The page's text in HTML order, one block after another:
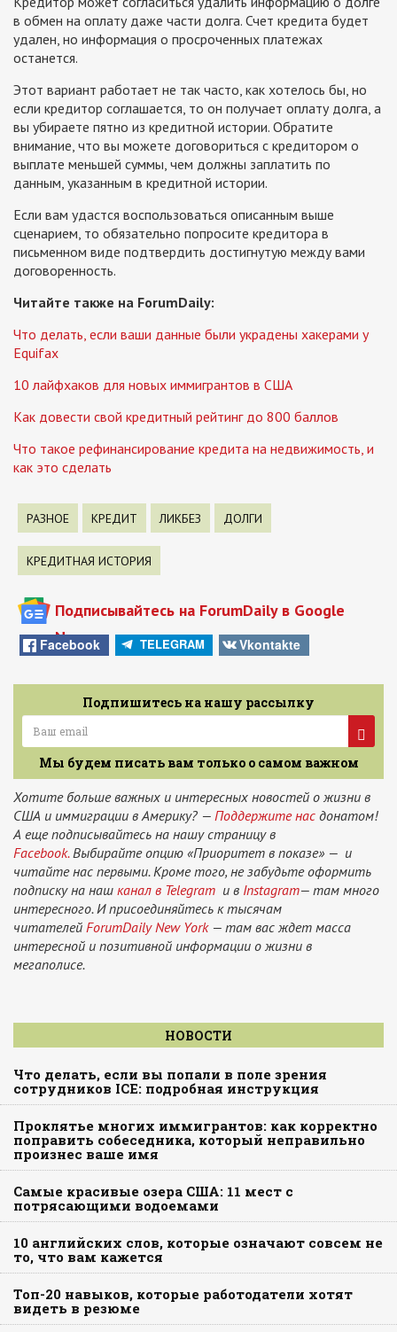
в обмен на оплату даже части долга. Счет кредита будет
удален, но информация о просроченных платежах
останется.
Этот вариант работает не так часто, как хотелось бы, но
если кредитор соглашается, то он получает оплату долга, а
вы убираете пятно из кредитной истории. Обратите
внимание, что вы можете договориться с кредитором о
выплате меньшей суммы, чем должны заплатить по
данным, указанным в кредитной истории.
Если вам удастся воспользоваться описанным выше
сценарием, то обязательно попросите кредитора в
письменном виде подтвердить достигнутую между вами
договоренность.
Читайте также на ForumDaily:
Что делать, если ваши данные были украдены хакерами у
Equifax
10 лайфхаков для новых иммигрантов в США
Как довести свой кредитный рейтинг до 800 баллов
Что такое рефинансирование кредита на недвижимость, и
как это сделать
РАЗНОЕ КРЕДИТ ЛИКБЕЗ ДОЛГИ
КРЕДИТНАЯ ИСТОРИЯ
Подписывайтесь на ForumDaily в Google
News
Facebook TELEGRAM Vkontakte
Подпишитесь на нашу рассылку
Мы будем писать вам только о самом важном
Хотите больше важных и интересных новостей о жизни в
США и иммиграции в Америку? — Поддержите нас донатом!
А еще подписывайтесь на нашу страницу в
Facebook.Выбирайте опцию «Приоритет в показе» — и
читайте нас первыми. Кроме того, не забудьте оформить
подписку на наш канал в Telegram и в Instagram— там много
интересного. И присоединяйтесь к тысячам
читателей ForumDaily New York— там вас ждет масса
интересной и позитивной информации о жизни в
мегаполисе.
НОВОСТИ
Что делать, если вы попали в поле зрения
сотрудников ICE: подробная инструкция
Проклятье многих иммигрантов: как корректно
поправить собеседника, который неправильно
произнес ваше имя
Самые красивые озера США: 11 мест с
потрясающими водоемами
10 английских слов, которые означают совсем не
то, что вам кажется
Топ-20 навыков, которые работодатели хотят
видеть в резюме